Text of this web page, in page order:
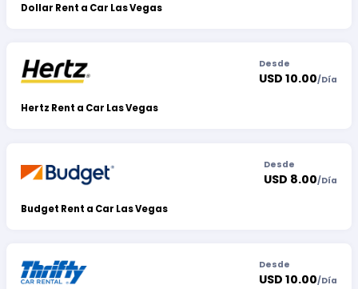
Dollar Rent a Car Las Vegas
Hertz Rent a Car Las Vegas
Desde
USD 10.00/Día
Budget Rent a Car Las Vegas
Desde
USD 8.00/Día
Desde
USD 10.00/Día